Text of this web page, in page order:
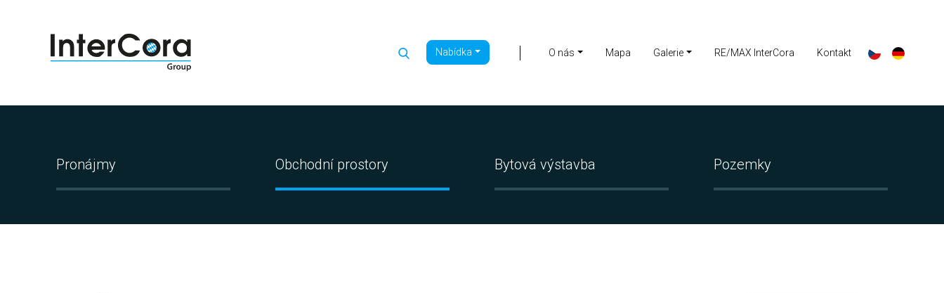
Nabídka O nás Mapa Galerie RE/MAX InterCora Kontakt
Pronájmy Obchodní prostory Bytová výstavba Pozemky